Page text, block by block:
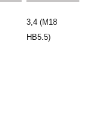
3,4 (M18
HB5.5)